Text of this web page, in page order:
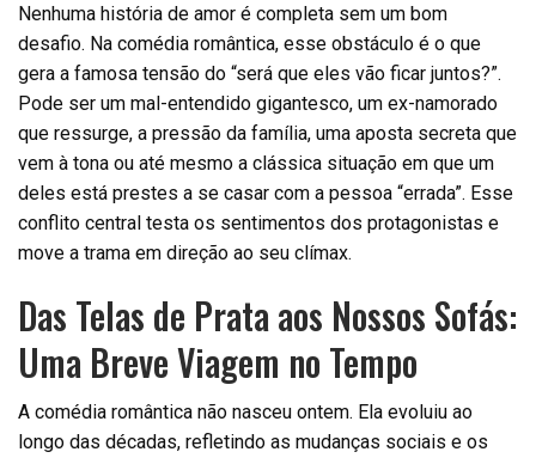
Nenhuma história de amor é completa sem um bom
desafio. Na comédia romântica, esse obstáculo é o que
gera a famosa tensão do “será que eles vão ficar juntos?”.
Pode ser um mal-entendido gigantesco, um ex-namorado
que ressurge, a pressão da família, uma aposta secreta que
vem à tona ou até mesmo a clássica situação em que um
deles está prestes a se casar com a pessoa “errada”. Esse
conflito central testa os sentimentos dos protagonistas e
move a trama em direção ao seu clímax.
Das Telas de Prata aos Nossos Sofás:
Uma Breve Viagem no Tempo
A comédia romântica não nasceu ontem. Ela evoluiu ao
longo das décadas, refletindo as mudanças sociais e os